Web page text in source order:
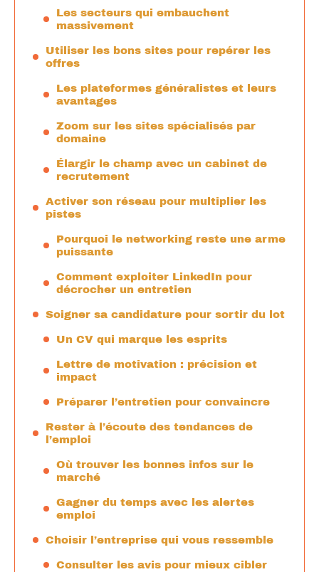
Les secteurs qui embauchent
massivement
Utiliser les bons sites pour repérer les
offres
Les plateformes généralistes et leurs
avantages
Zoom sur les sites spécialisés par
domaine
Élargir le champ avec un cabinet de
recrutement
Activer son réseau pour multiplier les
pistes
Pourquoi le networking reste une arme
puissante
Comment exploiter LinkedIn pour
décrocher un entretien
Soigner sa candidature pour sortir du lot
Un CV qui marque les esprits
Lettre de motivation : précision et
impact
Préparer l’entretien pour convaincre
Rester à l’écoute des tendances de
l’emploi
Où trouver les bonnes infos sur le
marché
Gagner du temps avec les alertes
emploi
Choisir l’entreprise qui vous ressemble
Consulter les avis pour mieux cibler